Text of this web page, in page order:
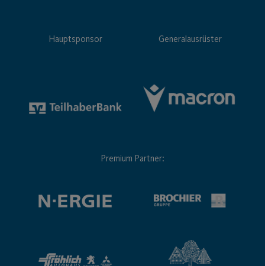
Hauptsponsor Generalausrüster
Premium Partner: